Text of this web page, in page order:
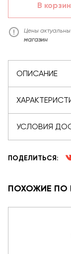
В
Цены актуальны
магазин
ОПИСАНИЕ
УСЛОВИЯ
ПОДЕЛИТЬСЯ:
ПОХОЖИЕ ПО